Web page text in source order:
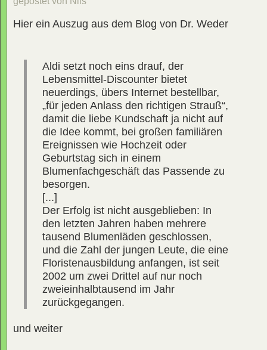
Hier ein Auszug aus dem Blog von Dr. Weder
Aldi setzt noch eins drauf, der
Lebensmittel-Discounter bietet
neuerdings, übers Internet bestellbar,
„für jeden Anlass den richtigen Strauß“,
damit die liebe Kundschaft ja nicht auf
die Idee kommt, bei großen familiären
Ereignissen wie Hochzeit oder
Geburtstag sich in einem
Blumenfachgeschäft das Passende zu
besorgen.
[...]
Der Erfolg ist nicht ausgeblieben: In
den letzten Jahren haben mehrere
tausend Blumenläden geschlossen,
und die Zahl der jungen Leute, die eine
Floristenausbildung anfangen, ist seit
2002 um zwei Drittel auf nur noch
zweieinhalbtausend im Jahr
zurückgegangen.
und weiter